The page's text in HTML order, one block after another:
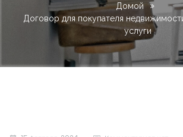
Домой
Договор для покупателя
услуги